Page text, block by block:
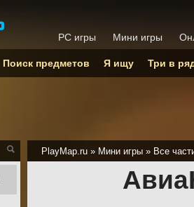
PlayMap.ru » Мини игры » Все
PC игры Мини игры
Поиск предметов Я ищу Три в